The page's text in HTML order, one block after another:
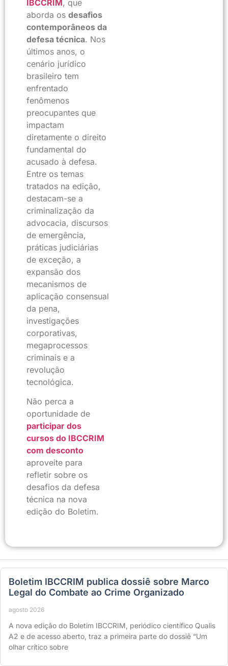
IBCCRIM , que
aborda os desafios
contemporâneos da
defesa técnica. Nos
últimos anos, o
cenário jurídico
brasileiro tem
enfrentado
fenômenos
preocupantes que
impactam
diretamente o direito
fundamental do
acusado à defesa.
Entre os temas
tratados na edição,
destacam-se a
criminalização da
advocacia, discursos
de emergência,
práticas judiciárias
de exceção, a
expansão dos
mecanismos de
aplicação consensual
da pena,
investigações
corporativas,
megaprocessos
criminais e a
revolução
tecnológica.
Não perca a
oportunidade de
participar dos
cursos do IBCCRIM
com desconto
aproveite para
refletir sobre os
desafios da defesa
técnica na nova
edição do Boletim.
Boletim IBCCRIM publica dossiê sobre Marco
Legal do Combate ao Crime Organizado
agosto 2026
A nova edição do Boletim IBCCRIM, periódico científico Qualis
A2 e de acesso aberto, traz a primeira parte do dossiê “Um
olhar crítico sobre